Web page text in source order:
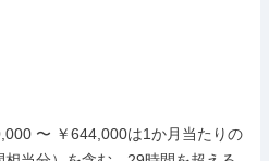
〜 ￥644,000は1か月当たりの